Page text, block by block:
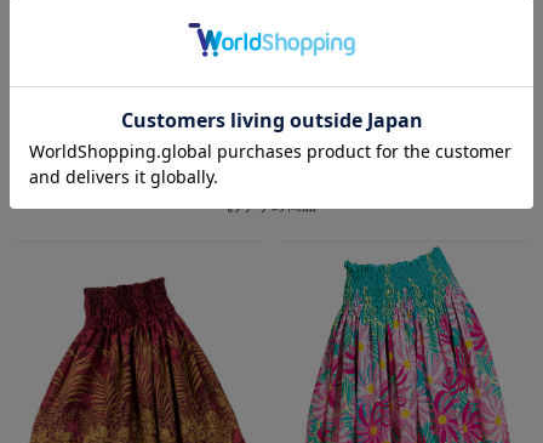
お手入れ方法について詳しくは、ご利用ガイドをご参照くださ